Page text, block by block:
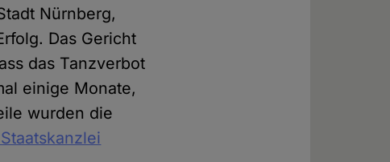
Nürnberg,
Das Gericht
das Tanzverbot
einige Monate,
wurden die